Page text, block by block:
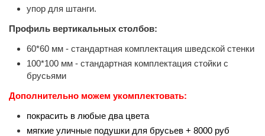
упор для штанги.
Профиль вертикальных столбов:
60*60 мм - стандартная комплектация шведской стенки
100*100 мм - стандартная комплектация стойки с
брусьями
Дополнительно можем укомплектовать:
покрасить в любые два цвета
мягкие уличные подушки для брусьев + 8000 руб